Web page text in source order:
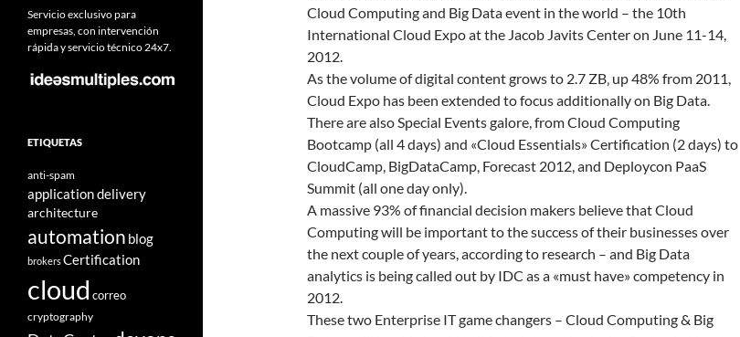
Cloud Computing and Big Data event in the world – the 10th
International Cloud Expo at the Jacob Javits Center on June 11-14,
2012.
As the volume of digital content grows to 2.7 ZB‚ up 48% from 2011,
Cloud Expo has been extended to focus additionally on Big Data.
There are also Special Events galore, from Cloud Computing
Bootcamp (all 4 days) and «Cloud Essentials» Certification (2 days) to
CloudCamp, BigDataCamp, Forecast 2012, and Deploycon PaaS
Summit (all one day only).
A massive 93% of financial decision makers believe that Cloud
Computing will be important to the success of their businesses over
the next couple of years, according to research – and Big Data
analytics is being called out by IDC as a «must have» competency in
2012.
These two Enterprise IT game changers – Cloud Computing & Big
Servicio exclusivo para
empresas, con intervención
rápida y servicio técnico 24x7.
ETIQUETAS
anti-spam
application delivery
architecture
automation blog
brokersCertification
cloud correo
cryptography